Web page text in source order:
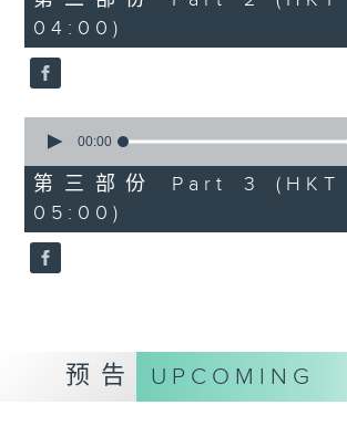
minutes,
19
seconds
04:00)
seconds
56
minutes,
9
seconds
00:00
第三部份 Part 3
05:00)
预告 UPCOMING